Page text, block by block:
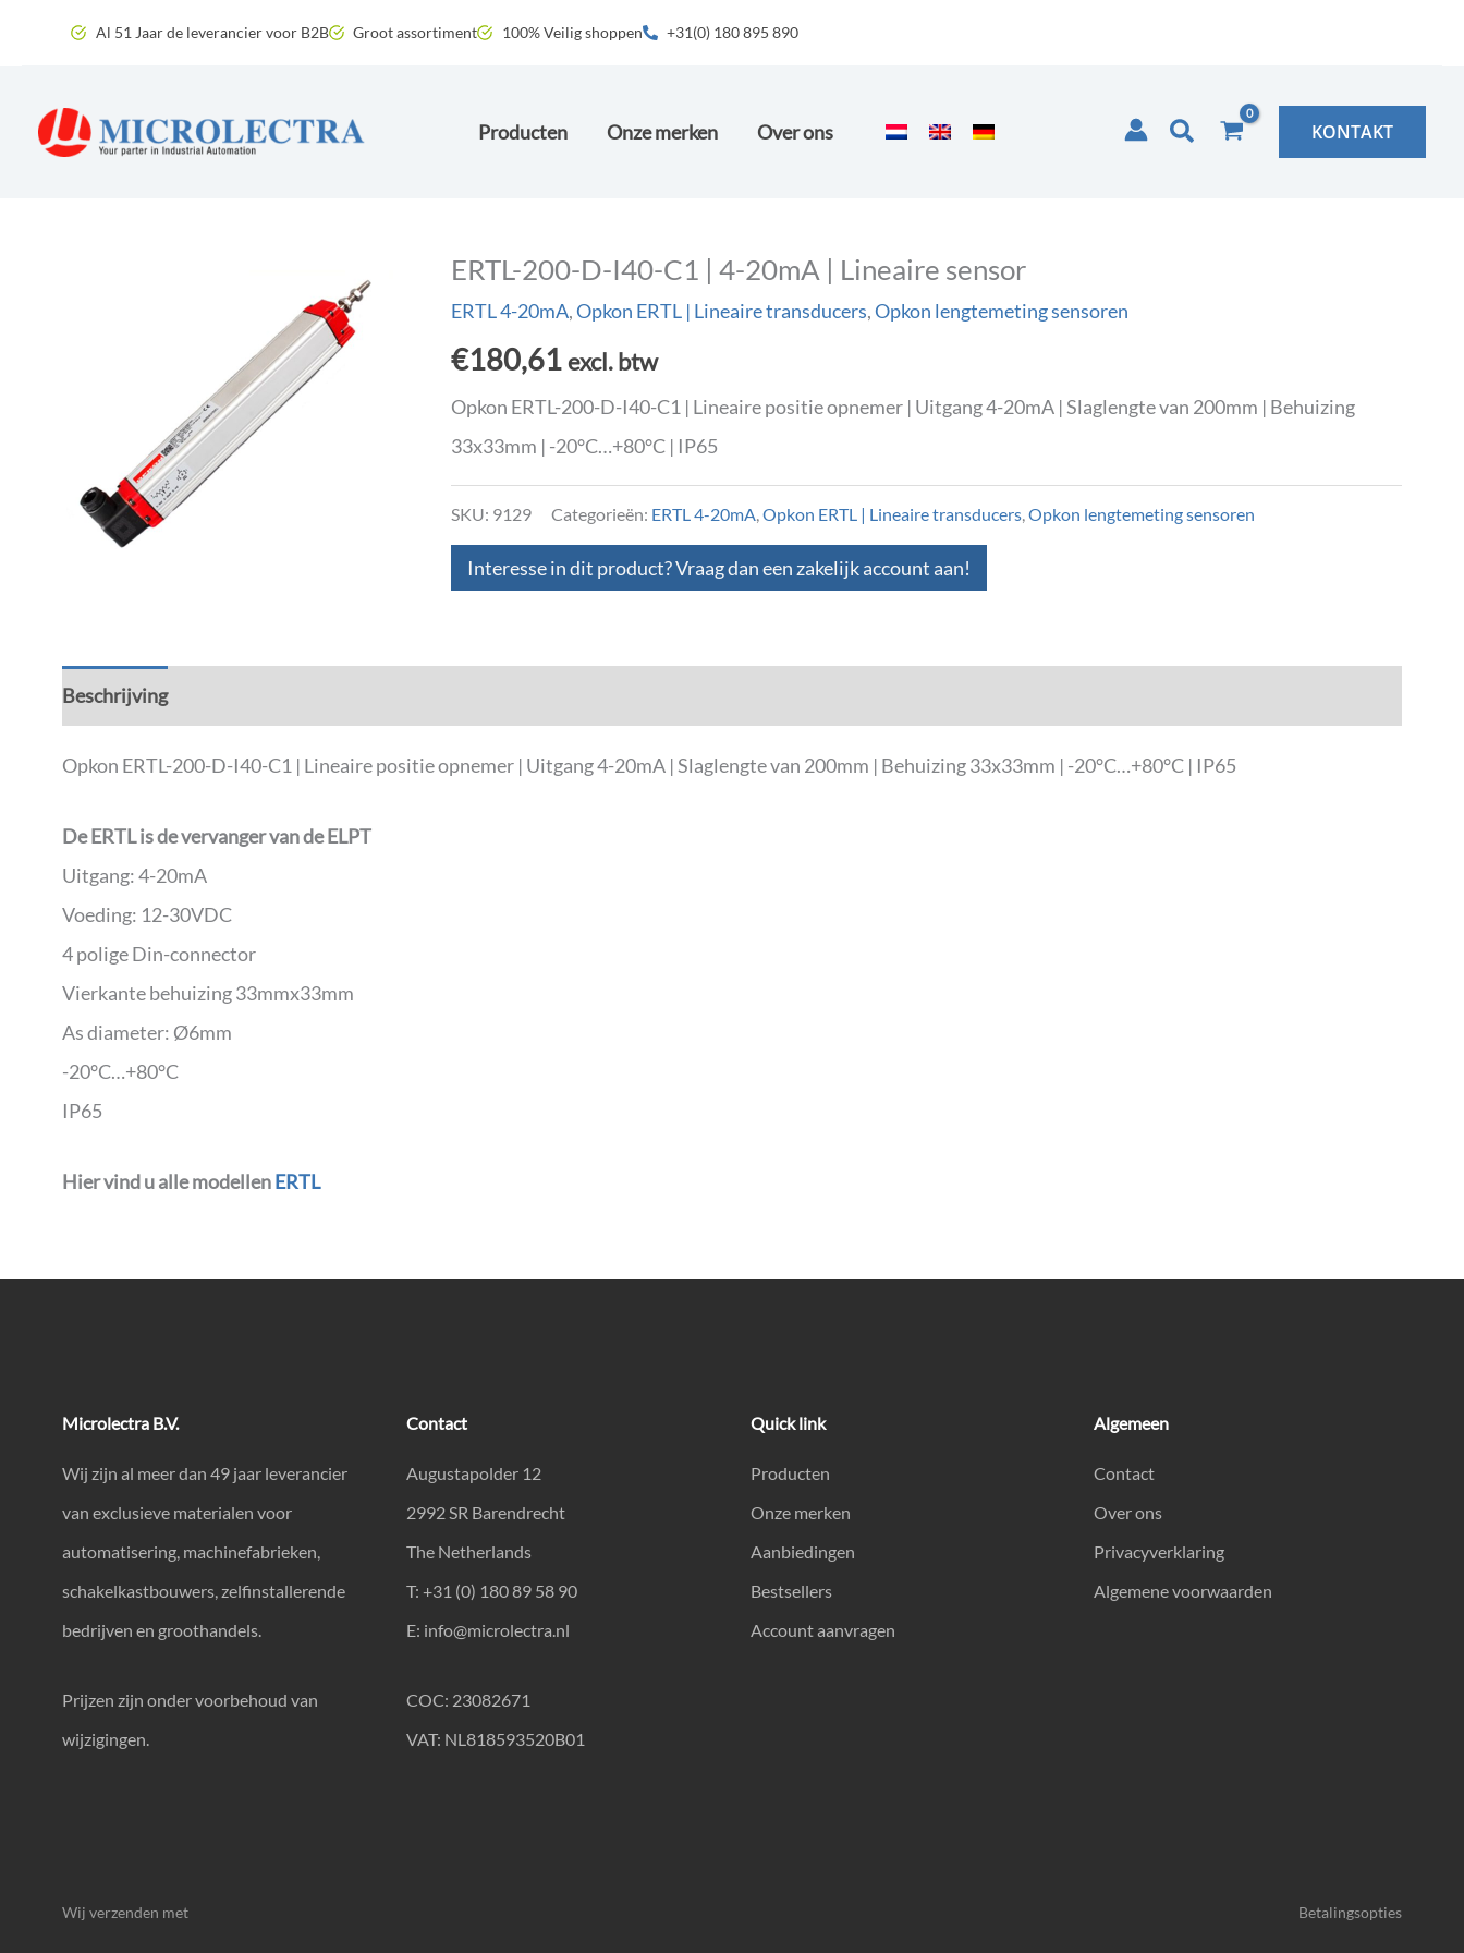
inhoud
Al 51 Jaar de leverancier voor B2B Groot assortiment 100% Veilig shoppen +31(0) 180 895 890
Producten Onze merken Over ons Zoeken KONTAKT
ERTL-200-D-I40-C1 | 4-20mA | Lineaire sensor
ERTL 4-20mA,Opkon ERTL | Lineaire transducers,Opkon lengtemeting sensoren
€180,61 excl. btw
Opkon ERTL-200-D-I40-C1 | Lineaire positie opnemer | Uitgang 4-20mA | Slaglengte van 200mm | Behuizing
33x33mm | -20°C…+80°C | IP65
SKU: 9129 Categorieën: ERTL 4-20mA,Opkon ERTL | Lineaire transducers,Opkon lengtemeting sensoren
Interesse in dit product? Vraag dan een zakelijk account aan!
Beschrijving
Opkon ERTL-200-D-I40-C1 | Lineaire positie opnemer | Uitgang 4-20mA | Slaglengte van 200mm | Behuizing 33x33mm | -20°C…+80°C | IP65
De ERTL is de vervanger van de ELPT
Uitgang: 4-20mA
Voeding: 12-30VDC
4 polige Din-connector
Vierkante behuizing 33mmx33mm
As diameter: Ø6mm
-20°C…+80°C
IP65
Hier vind u alle modellenERTL
Microlectra B.V.
Wij zijn al meer dan 49 jaar leverancier
van exclusieve materialen voor
automatisering, machinefabrieken,
schakelkastbouwers, zelfinstallerende
bedrijven en groothandels.
Prijzen zijn onder voorbehoud van
wijzigingen.
Contact
Augustapolder 12
2992 SR Barendrecht
The Netherlands
T: +31 (0) 180 89 58 90
E: info@microlectra.nl
COC: 23082671
VAT: NL818593520B01
Quick link
Producten
Onze merken
Aanbiedingen
Bestsellers
Account aanvragen
Algemeen
Contact
Over ons
Privacyverklaring
Algemene voorwaarden
Wij verzenden met Betalingsopties